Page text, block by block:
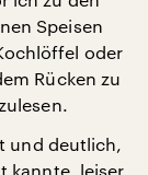
Speisen
oder
Rücken zu
und deutlich,
kannte, leiser